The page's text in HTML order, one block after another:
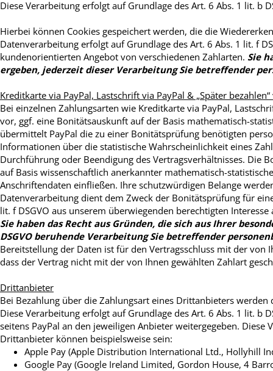
Diese Verarbeitung erfolgt auf Grundlage des Art. 6 Abs. 1 lit. b
Hierbei können Cookies gespeichert werden, die die
Datenverarbeitung erfolgt auf Grundlage des Art. 6 Abs. 1 lit. f
kundenorientierten Angebot von verschiedenen Zahlarten. Sie
ergeben, jederzeit dieser Verarbeitung Sie betreffender
Kreditkarte via PayPal, Lastschrift via PayPal & „Später
Bei einzelnen Zahlungsarten wie Kreditkarte via PayPal,
vor, ggf. eine Bonitätsauskunft auf der Basis mathematisch-
übermittelt PayPal die zu einer Bonitätsprüfung benötigten
Informationen über die statistische Wahrscheinlichkeit eines
Durchführung oder Beendigung des Vertragsverhältnisses. Die
auf Basis wissenschaftlich anerkannter mathematisch-
Anschriftendaten einfließen. Ihre schutzwürdigen Belange
Datenverarbeitung dient dem Zweck der Bonitätsprüfung für
lit. f DSGVO aus unserem überwiegenden berechtigten
Sie haben das Recht aus Gründen, die sich aus Ihrer
DSGVO beruhende Verarbeitung Sie betreffender
Bereitstellung der Daten ist für den Vertragsschluss mit der
dass der Vertrag nicht mit der von Ihnen gewählten Zahlart
Drittanbieter
Bei Bezahlung über die Zahlungsart eines Drittanbieters
Diese Verarbeitung erfolgt auf Grundlage des Art. 6 Abs. 1 lit. b
seitens PayPal an den jeweiligen Anbieter weitergegeben.
Drittanbieter können beispielsweise sein:
Apple Pay (Apple Distribution International Ltd., Hollyhill
Google Pay (Google Ireland Limited, Gordon House, 4